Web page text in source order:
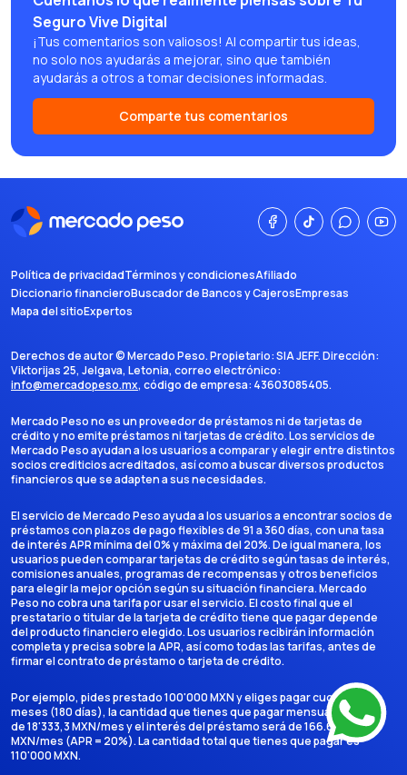
Seguro Vive Digital
¡Tus comentarios son valiosos! Al compartir tus ideas,
no solo nos ayudarás a mejorar, sino que también
ayudarás a otros a tomar decisiones informadas.
Comparte tus comentarios
Política de privacidadTérminos y condicionesAfiliado
Diccionario financieroBuscador de Bancos y CajerosEmpresas
Mapa del sitioExpertos
Derechos de autor ©Mercado Peso. Propietario:SIA JEFF. Dirección:
Viktorijas 25, Jelgava, Letonia, correo electrónico:
info@mercadopeso.mx, código de empresa: 43603085405.
Mercado Peso no es un proveedor de préstamos ni de tarjetas de
crédito y no emite préstamos ni tarjetas de crédito. Los servicios de
Mercado Peso ayudan a los usuarios a comparar y elegir entre distintos
socios crediticios acreditados, así como a buscar diversos productos
financieros que se adapten a sus necesidades.
El servicio de Mercado Peso ayuda a los usuarios a encontrar socios de
préstamos con plazos de pago flexibles de 91 a 360 días, con una tasa
de interés APR mínima del 0% y máxima del 20%. De igual manera, los
usuarios pueden comparar tarjetas de crédito según tasas de interés,
comisiones anuales, programas de recompensas y otros beneficios
para elegir la mejor opción según su situación financiera. Mercado
Peso no cobra una tarifa por usar el servicio. El costo final que el
prestatario o titular de la tarjeta de crédito tiene que pagar depende
del producto financiero elegido. Los usuarios recibirán información
completa y precisa sobre la APR, así como todas las tarifas, antes de
firmar el contrato de préstamo o tarjeta de crédito.
Por ejemplo, pides prestado 100'000 MXN y eliges pagar cuotas en 6
meses (180 días), la cantidad que tienes que pagar mensualmente es
de 18'333,3 MXN/mes y el interés del préstamo será de 166.666,7
MXN/mes (APR = 20%). La cantidad total que tienes que pagar es
110'000 MXN.